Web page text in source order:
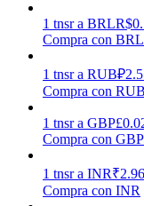
Power Piggy
1 tnsr a BRLR$
Compra con BRL
1 tnsr a RUB₽
Compra con RUB
1 tnsr a GBP£
Compra con GBP
1 tnsr a INR₹2.96
Compra con INR